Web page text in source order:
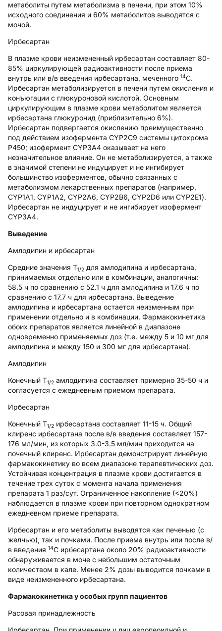
метаболиты путем метаболизма в печени, при этом 10%
исходного соединения и 60% метаболитов выводятся с
мочой.
Ирбесартан
В плазме крови неизмененный ирбесартан составляет 80-
85% циркулирующей радиоактивности после приема
внутрь или в/в введения ирбесартана, меченного 14С.
Ирбесартан метаболизируется в печени путем окисления и
конъюгации с глюкуроновой кислотой. Основным
циркулирующим в плазме крови метаболитом является
ирбесартана глюкуронид (приблизительно 6%).
Ирбесартан подвергается окислению преимущественно
под действием изофермента CYP2C9 системы цитохрома
Р450; изофермент CYP3A4 оказывает на него
незначительное влияние. Он не метаболизируется, а также
в значимой степени не индуцирует и не ингибирует
большинство изоферментов, обычно связанных с
метаболизмом лекарственных препаратов (например,
CYP1A1, CYP1A2, CYP2A6, CYP2B6, CYP2D6 или CYP2E1).
Ирбесартан не индуцирует и не ингибирует изофермент
CYP3A4.
Выведение
Амлодипин и ирбесартан
Средние значения Т1/2 для амлодипина и ирбесартана,
принимаемых отдельно или в комбинации, аналогичны:
58.5 ч по сравнению с 52.1 ч для амлодипина и 17.6 ч по
сравнению с 17.7 ч для ирбесартана. Выведение
амлодипина и ирбесартана остается неизменным при
применении отдельно и в комбинации. Фармакокинетика
обоих препаратов является линейной в диапазоне
одновременно применяемых доз (т.е. между 5 и 10 мг для
амлодипина и между 150 и 300 мг для ирбесартана).
Амлодипин
Конечный Т1/2 амлодипина составляет примерно 35-50 ч и
согласуется с ежедневным приемом препарата.
Ирбесартан
Конечный Т1/2 ирбесартана составляет 11-15 ч. Общий
клиренс ирбесартана после в/в введения составляет 157-
176 мл/мин, из которых 3.0-3.5 мл/мин приходится на
почечный клиренс. Ирбесартан демонстрирует линейную
фармакокинетику во всем диапазоне терапевтических доз.
Устойчивая концентрация в плазме крови достигается в
течение трех суток с момента начала применения
препарата 1 раз/сут. Ограниченное накопление (<20%)
наблюдается в плазме крови при повторном однократном
ежедневном приеме препарата.
Ирбесартан и его метаболиты выводятся как печенью (с
желчью), так и почками. После приема внутрь или после в/
в введения 14С ирбесартана около 20% радиоактивности
обнаруживается в моче с небольшим остаточным
количеством в кале. Менее 2% дозы выводится почками в
виде неизмененного ирбесартана.
Фармакокинетика у особых групп пациентов
Расовая принадлежность